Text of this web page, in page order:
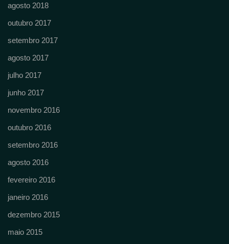
agosto 2018
outubro 2017
setembro 2017
agosto 2017
julho 2017
junho 2017
novembro 2016
outubro 2016
setembro 2016
agosto 2016
fevereiro 2016
janeiro 2016
dezembro 2015
maio 2015